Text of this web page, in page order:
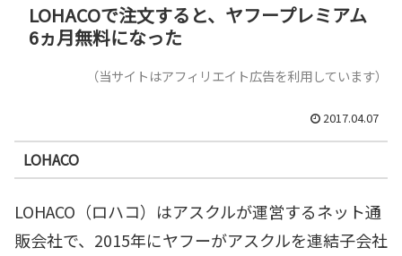
LOHACOで注文すると、ヤフープレミアム
6ヵ月無料になった
（当サイトはアフィリエイト広告を利用しています）
2017.04.07
LOHACO
LOHACO（ロハコ）はアスクルが運営するネット通
販会社で、2015年にヤフーがアスクルを連結子会社